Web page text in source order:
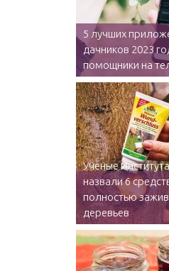
5 лучших
дачников 2023
помощники на
Ученые
назвали 6
полностью
деревьев